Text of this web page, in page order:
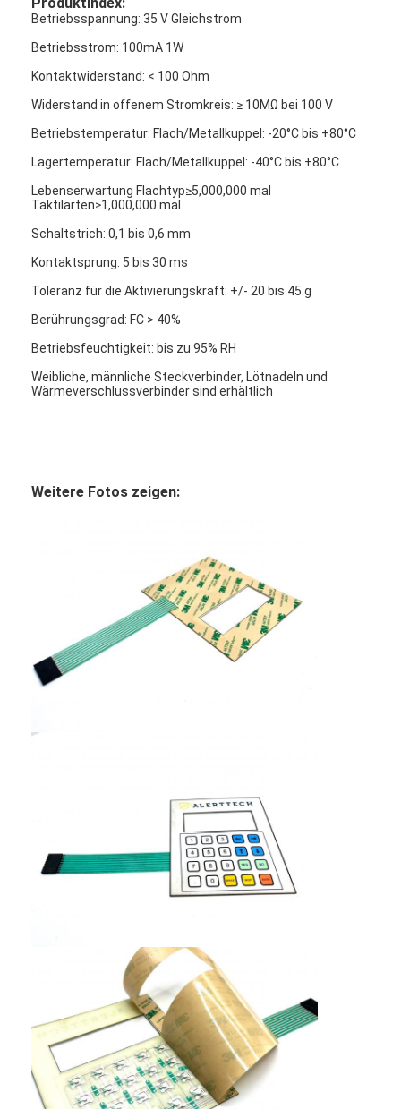
FPC-Membranschalter
Wasserdichter Membranschalter
Hintergrundbeleuchteter Membranschalter
Grafische Überlagerung
Medizinischer Membranschalter
ESD-Membranwechsel
LCD-Membranschalter
Betriebsspannung: 35 V Gleichstrom
Betriebsstrom: 100mA 1W
Kontaktwiderstand: < 100 Ohm
Widerstand in offenem Stromkreis: ≥ 10MΩ bei 100 V
Betriebstemperatur: Flach/Metallkuppel: -20°C bis +80°C
Lagertemperatur: Flach/Metallkuppel: -40°C bis +80°C
Lebenserwartung Flachtyp≥5,000,000 mal
Taktilarten≥1,000,000 mal
Schaltstrich: 0,1 bis 0,6 mm
Kontaktsprung: 5 bis 30 ms
Toleranz für die Aktivierungskraft: +/- 20 bis 45 g
Berührungsgrad: FC > 40%
Betriebsfeuchtigkeit: bis zu 95% RH
Weibliche, männliche Steckverbinder, Lötnadeln und
Wärmeverschlussverbinder sind erhältlich
Weitere Fotos zeigen: